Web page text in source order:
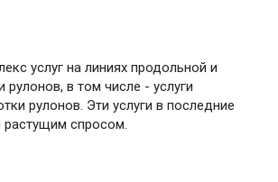
услуг на линиях продольной и
рулонов, в том числе - услуги
рулонов. Эти услуги в последние
спросом.